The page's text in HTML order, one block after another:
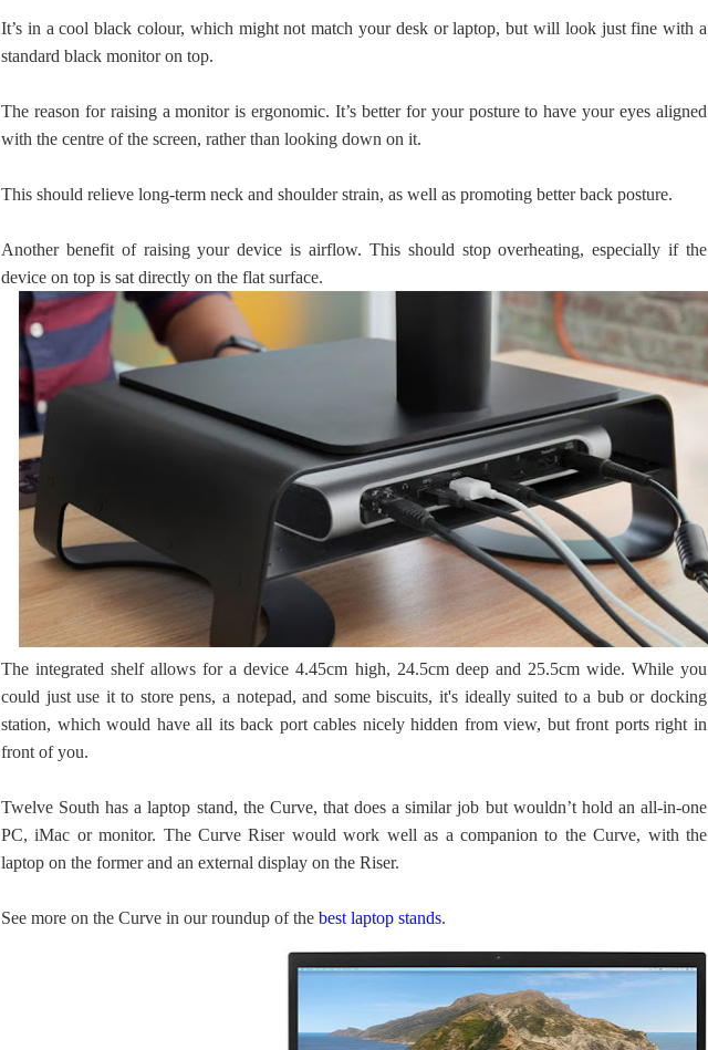
It’s in a cool black colour, which might not match your desk or laptop, but will look just fine with a
standard black monitor on top.
The reason for raising a monitor is ergonomic. It’s better for your posture to have your eyes aligned
with the centre of the screen, rather than looking down on it.
This should relieve long-term neck and shoulder strain, as well as promoting better back posture.
Another benefit of raising your device is airflow. This should stop overheating, especially if the
device on top is sat directly on the flat surface.
The integrated shelf allows for a device 4.45cm high, 24.5cm deep and 25.5cm wide. While you
could just use it to store pens, a notepad, and some biscuits, it's ideally suited to a bub or docking
station, which would have all its back port cables nicely hidden from view, but front ports right in
front of you.
Twelve South has a laptop stand, the Curve, that does a similar job but wouldn’t hold an all-in-one
PC, iMac or monitor. The Curve Riser would work well as a companion to the Curve, with the
laptop on the former and an external display on the Riser.
See more on the Curve in our roundup of the best laptop stands.